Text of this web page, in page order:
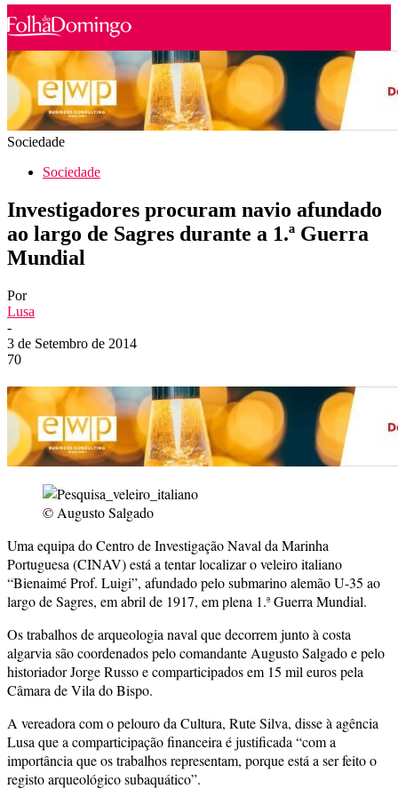
Sociedade
Sociedade
Investigadores procuram navio afundado
ao largo de Sagres durante a 1.ª Guerra
Mundial
Por
Lusa
-
3 de Setembro de 2014
70
© Augusto Salgado
Uma equipa do Centro de Investigação Naval da Marinha
Portuguesa (CINAV) está a tentar localizar o veleiro italiano
“Bienaimé Prof. Luigi”, afundado pelo submarino alemão U-35 ao
largo de Sagres, em abril de 1917, em plena 1.ª Guerra Mundial.
Os trabalhos de arqueologia naval que decorrem junto à costa
algarvia são coordenados pelo comandante Augusto Salgado e pelo
historiador Jorge Russo e comparticipados em 15 mil euros pela
Câmara de Vila do Bispo.
A vereadora com o pelouro da Cultura, Rute Silva, disse à agência
Lusa que a comparticipação financeira é justificada “com a
importância que os trabalhos representam, porque está a ser feito o
registo arqueológico subaquático”.